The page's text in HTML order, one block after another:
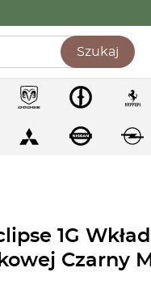
Szukaj
1G
Czarny